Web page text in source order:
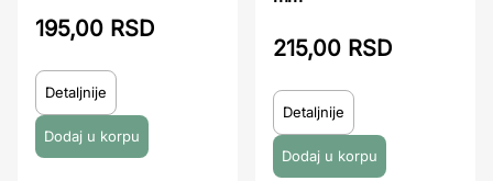
195,00 RSD
Detaljnije
215,00 RSD
Detaljnije